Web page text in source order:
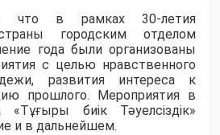
что в рамках 30-летия
городским отделом
года были организованы
с целью нравственного
развития интереса к
прошлого. Мероприятия в
биік Тәуелсіздік»
и в дальнейшем.